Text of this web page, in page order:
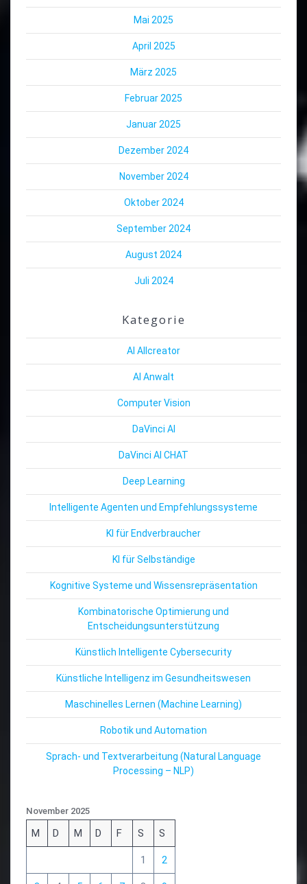
Mai 2025
April 2025
März 2025
Februar 2025
Januar 2025
Dezember 2024
November 2024
Oktober 2024
September 2024
August 2024
Juli 2024
Kategorie
AI Allcreator
AI Anwalt
Computer Vision
DaVinci AI
DaVinci AI CHAT
Deep Learning
Intelligente Agenten und Empfehlungssysteme
KI für Endverbraucher
KI für Selbständige
Kognitive Systeme und Wissensrepräsentation
Kombinatorische Optimierung und
Entscheidungsunterstützung
Künstlich Intelligente Cybersecurity
Künstliche Intelligenz im Gesundheitswesen
Maschinelles Lernen (Machine Learning)
Robotik und Automation
Sprach- und Textverarbeitung (Natural Language
Processing – NLP)
November 2025
M D M D F S S
1 2